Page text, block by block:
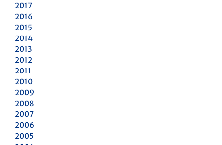
2017
2016
2015
2014
2013
2012
2011
2010
2009
2008
2007
2006
2005